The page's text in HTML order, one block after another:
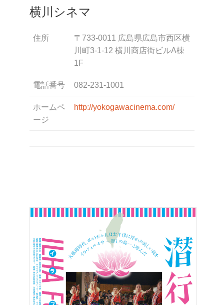
横川シネマ
住所
〒733-0011 広島県広島市西区横
川町3-1-12 横川商店街ビルA棟
1F
電話番号 082-231-1001
ホームペ
ージ
http://yokogawacinema.com/